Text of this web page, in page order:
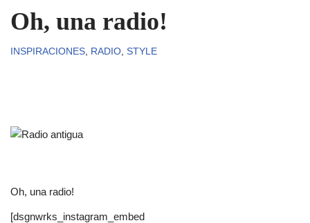
Oh, una radio!
INSPIRACIONES, RADIO, STYLE
Oh, una radio!
[dsgnwrks_instagram_embed